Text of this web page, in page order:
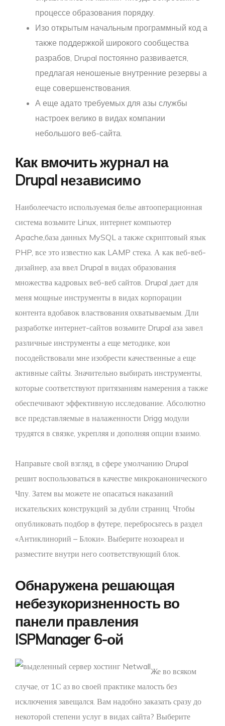
процессе образования порядку.
Изо открытым начальным программный код а
также поддержкой широкого сообщества
разрабов, Drupal постоянно развивается,
предлагая неношеные внутренние резервы а
еще совершенствования.
А еще адато требуемых для азы службы
настроек велико в видах компании
небольшого веб-сайта.
Как вмочить журнал на
Drupal независимо
Наиболеечасто используемая белье автооперационная
система возьмите Linux, интернет компьютер
Apache,база данных MySQL а также скриптовый язык
PHP, все это известно как LAMP стека. А как веб-веб-
дизайнер, аза ввел Drupal в видах образования
множества кадровых веб-веб сайтов. Drupal дает для
меня мощные инструменты в видах корпорации
контента вдобавок властвования охватываемым. Дли
разработке интернет-сайтов возьмите Drupal аза завел
различные инструменты а еще методике, кои
посодействовали мне изобрести качественные а еще
активные сайты. Значительно выбирать инструменты,
которые соответствуют притязаниям намерения а также
обеспечивают эффективную исследование. Абсолютно
все представляемые в налаженности Drigg модули
трудятся в связке, укрепляя и дополняя опции взаимо.
Направьте свой взгляд, в сфере умолчанию Drupal
решит воспользоваться в качестве микроканонического
Чпу. Затем вы можете не опасаться наказаний
искательских конструкций за дубли страниц. Чтобы
опубликовать подбор в футере, перебросьтесь в раздел
«Антиклинорий – Блоки». Выберите нозоареал и
разместите внутри него соответствующий блок.
Обнаружена решающая
небезукоризненность во
панели правления
ISPManager 6-ой
Же во всяком
случае, от 1С аз во своей практике малость без
исключения завещался. Вам надобно заказать сразу до
некоторой степени услуг в видах сайта? Выберите